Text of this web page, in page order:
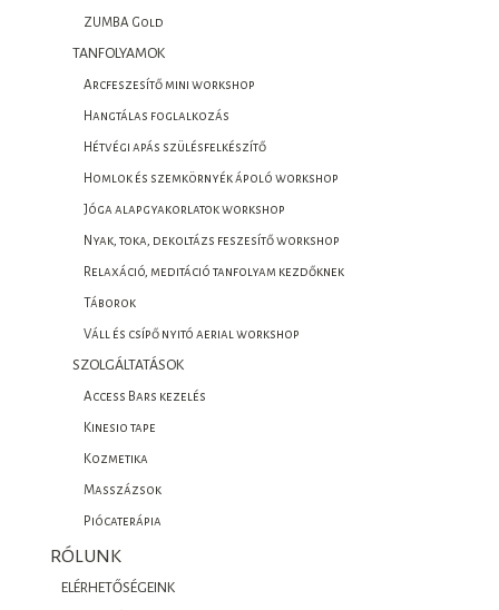
ZUMBA Gold
TANFOLYAMOK
Arcfeszesítő mini workshop
Hangtálas foglalkozás
Hétvégi apás szülésfelkészítő
Homlok és szemkörnyék ápoló workshop
Jóga alapgyakorlatok workshop
Nyak, toka, dekoltázs feszesítő workshop
Relaxáció, meditáció tanfolyam kezdőknek
Táborok
Váll és csípő nyitó aerial workshop
SZOLGÁLTATÁSOK
Access Bars kezelés
Kinesio tape
Kozmetika
Masszázsok
Piócaterápia
RÓLUNK
ELÉRHETŐSÉGEINK